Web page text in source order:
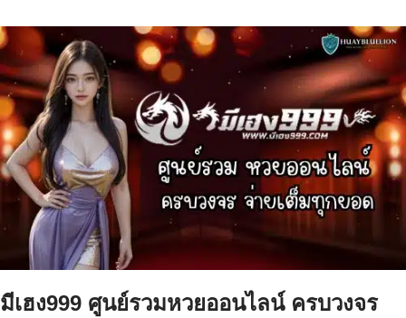
มีเฮง999 ศูนย์รวมหวยออนไลน์ ครบวงจร